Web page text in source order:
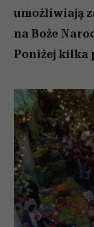
umożliwiają
na Boże
Poniżej kilka